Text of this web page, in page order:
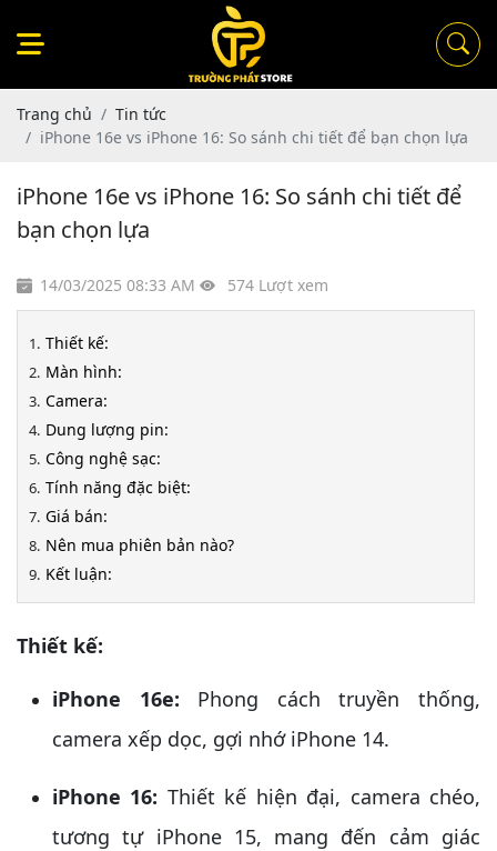
Trang chủ
Tin tức
iPhone 16e vs iPhone 16: So sánh chi tiết để bạn chọn lựa
iPhone 16e vs iPhone 16: So sánh chi tiết để
bạn chọn lựa
14/03/2025 08:33 AM 574 Lượt xem
Thiết kế:
Màn hình:
Camera:
Dung lượng pin:
Công nghệ sạc:
Tính năng đặc biệt:
Giá bán:
Nên mua phiên bản nào?
Kết luận:
Thiết kế:
iPhone 16e: Phong cách truyền thống,
camera xếp dọc, gợi nhớ iPhone 14.
iPhone 16: Thiết kế hiện đại, camera chéo,
tương tự iPhone 15, mang đến cảm giác